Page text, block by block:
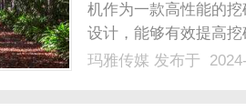
机作为一款高性能的
设计，能够有效提高
不仅在比特币挖矿方
玛雅传媒 发布于